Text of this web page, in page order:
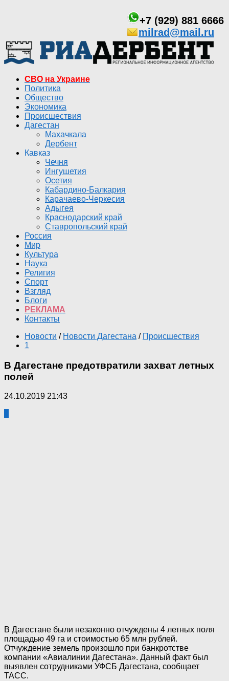
+7 (929) 881 6666
milrad@mail.ru
СВО на Украине
Политика
Общество
Экономика
Происшествия
Дагестан
Махачкала
Дербент
Кавказ
Чечня
Ингушетия
Осетия
Кабардино-Балкария
Карачаево-Черкесия
Адыгея
Краснодарский край
Ставропольский край
Россия
Мир
Культура
Наука
Религия
Спорт
Взгляд
Блоги
РЕКЛАМА
Контакты
Новости / Новости Дагестана / Происшествия
1
В Дагестане предотвратили захват летных
полей
24.10.2019 21:43
В Дагестане были незаконно отчуждены 4 летных поля
площадью 49 га и стоимостью 65 млн рублей.
Отчуждение земель произошло при банкротстве
компании «Авиалинии Дагестана». Данный факт был
выявлен сотрудниками УФСБ Дагестана, сообщает
ТАСС.